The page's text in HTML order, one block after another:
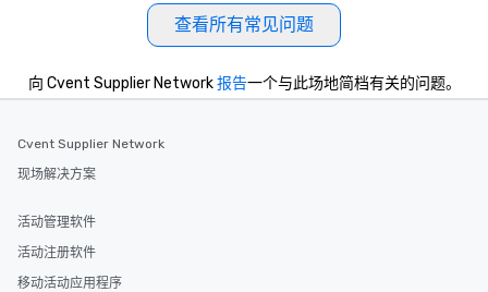
查看所有常见问题
向 Cvent Supplier Network报告一个与此场地简档有关的问题。
Cvent Supplier Network
现场解决方案
活动管理软件
活动注册软件
移动活动应用程序